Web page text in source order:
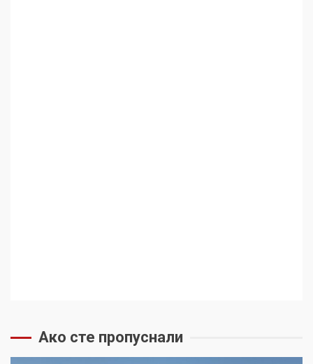
Ако сте пропуснали